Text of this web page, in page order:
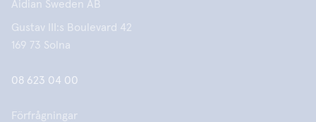
Aidian Sweden AB
Gustav III:s Boulevard 42
169 73 Solna
08 623 04 00
Förfrågningar